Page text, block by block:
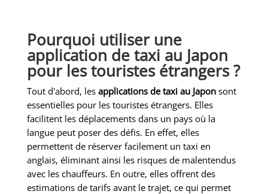
Pourquoi utiliser une
application de taxi au Japon
pour les touristes étrangers ?
Tout d'abord, les applications de taxi au Japonsont
essentielles pour les touristes étrangers. Elles
facilitent les déplacements dans un pays où la
langue peut poser des défis. En effet, elles
permettent de réserver facilement un taxi en
anglais, éliminant ainsi les risques de malentendus
avec les chauffeurs. En outre, elles offrent des
estimations de tarifs avant le trajet, ce qui permet